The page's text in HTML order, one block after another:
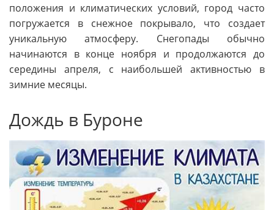
положения и климатических условий, город часто
погружается в снежное покрывало, что создает
уникальную атмосферу. Снегопады обычно
начинаются в конце ноября и продолжаются до
середины апреля, с наибольшей активностью в
зимние месяцы.
Дождь в Буроне